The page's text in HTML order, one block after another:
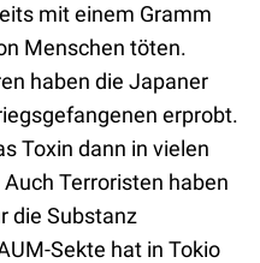
mit einem Gramm
Menschen töten.
haben die Japaner
erprobt.
Toxin dann in vielen
Terroristen haben
die Substanz
Sekte hat in Tokio